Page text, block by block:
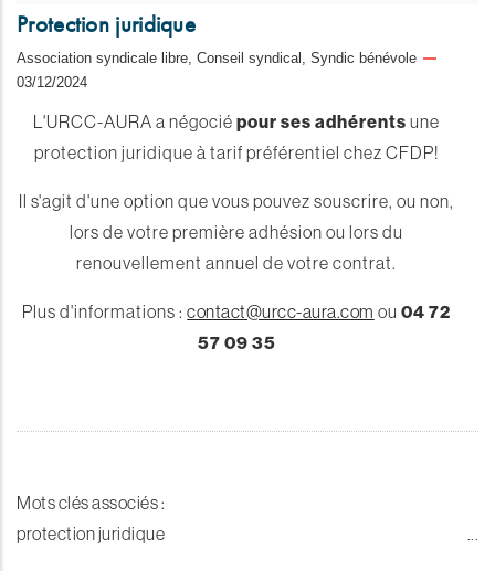
Protection juridique
Association syndicale libre, Conseil syndical, Syndic bénévole
03/12/2024
L'URCC-AURA a négocié pour ses adhérents une
protection juridique à tarif préférentiel chez CFDP!
Il s'agit d'une option que vous pouvez souscrire, ou non,
lors de votre première adhésion ou lors du
renouvellement annuel de votre contrat.
Plus d'informations : contact@urcc-aura.com ou 04 72
57 09 35
Mots clés associés :
protection juridique